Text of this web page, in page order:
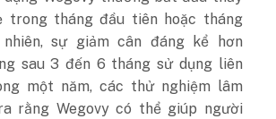
trong tháng đầu tiên hoặc tháng
sự giảm cân đáng kể hơn
sau 3 đến 6 tháng sử dụng liên
một năm, các thử nghiệm lâm
rằng Wegovy có thể giúp người